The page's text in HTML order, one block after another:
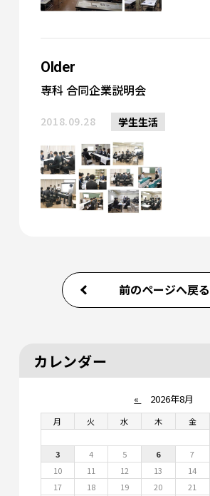
Older
専科 合同企業説明会
2018.09.28 学生生活
前のページへ戻る
カレンダー
« 2026年8月
月 火 水 木 金
3
4 5 6 7
10
11 12 13 14
17
18 19 20 21